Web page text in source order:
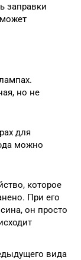
заправки
но не
для
можно
которое
При его
он просто
вида